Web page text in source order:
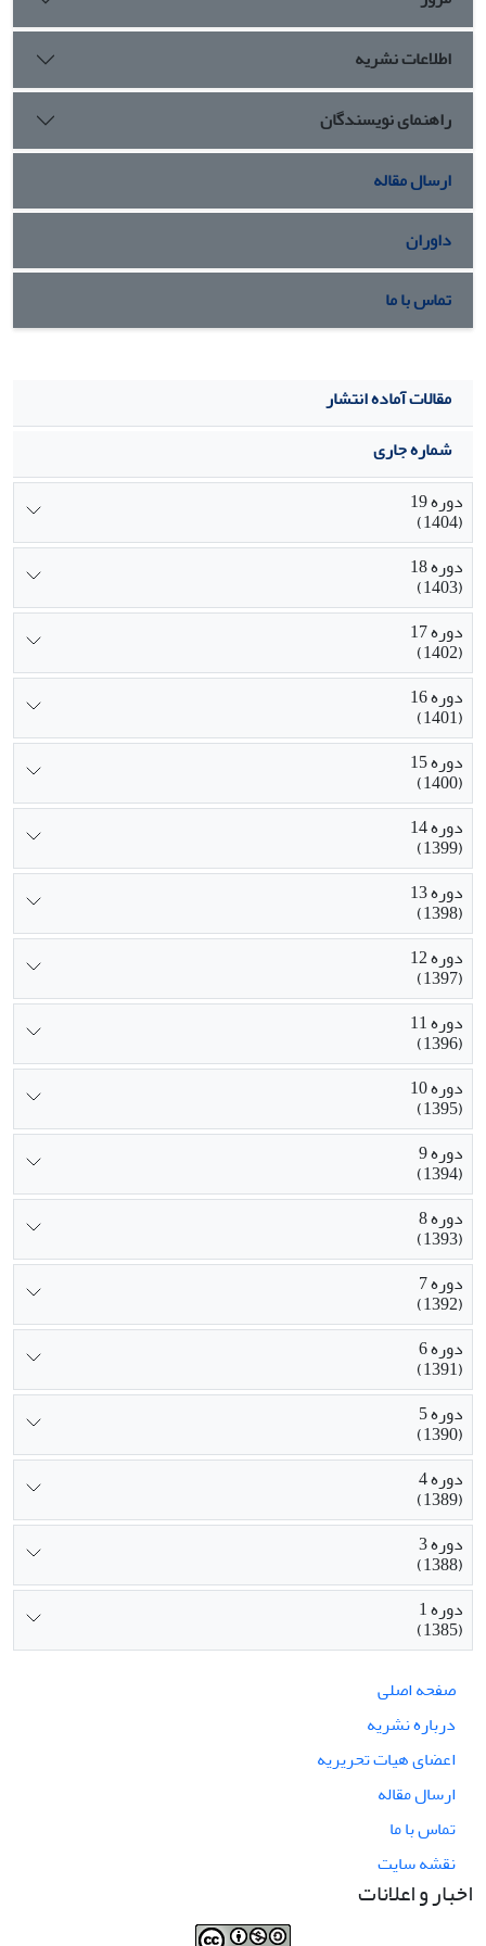
اطلاعات نشریه
راهنمای نویسندگان
ارسال مقاله
داوران
تماس با ما
مقالات آماده انتشار
شماره جاری
دوره 19
(1404)
دوره 18
(1403)
دوره 17
(1402)
دوره 16
(1401)
دوره 15
(1400)
دوره 14
(1399)
دوره 13
(1398)
دوره 12
(1397)
دوره 11
(1396)
دوره 10
(1395)
دوره 9
(1394)
دوره 8
(1393)
دوره 7
(1392)
دوره 6
(1391)
دوره 5
(1390)
دوره 4
(1389)
دوره 3
(1388)
دوره 1
(1385)
صفحه اصلی
درباره نشریه
اعضای هیات تحریریه
ارسال مقاله
تماس با ما
نقشه سایت
اخبار و اعلانات